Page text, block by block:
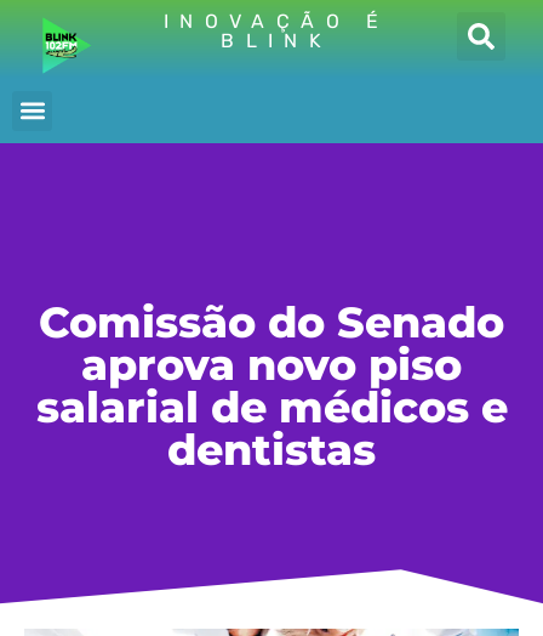
INOVAÇÃO É
BLINK
Comissão do Senado
aprova novo piso
salarial de médicos e
dentistas